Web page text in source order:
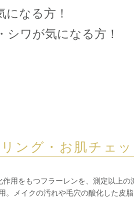
になる方！
シワが気になる方！
ング・お肌チェ
用をもつフラーレンを、測定以上の
。メイクの汚れや毛穴の酸化した皮